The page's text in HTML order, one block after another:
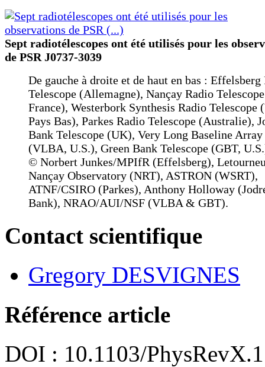
Sept radiotélescopes ont été utilisés pour les
de PSR J0737-3039
De gauche à droite et de haut en bas : Effelsberg
Telescope (Allemagne), Nançay Radio
France), Westerbork Synthesis Radio Telescope
Pays Bas), Parkes Radio Telescope (Australie),
Bank Telescope (UK), Very Long Baseline Array
(VLBA, U.S.), Green Bank Telescope (GBT,
© Norbert Junkes/MPIfR (Effelsberg),
Nançay Observatory (NRT), ASTRON (WSRT),
ATNF/CSIRO (Parkes), Anthony Holloway
Bank), NRAO/AUI/NSF (VLBA & GBT).
Contact scientifique
Gregory DESVIGNES
Référence article
DOI : 10.1103/